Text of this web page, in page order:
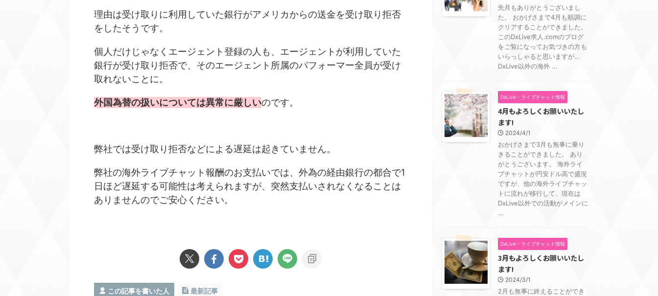
理由は受け取りに利用していた銀行がアメリカからの送金を受け取り拒否
をしたそうです。
個人だけじゃなくエージェント登録の人も、エージェントが利用していた
銀行が受け取り拒否で、そのエージェント所属のパフォーマー全員が受け
取れないことに。
外国為替の扱いについては異常に厳しいのです。
弊社では受け取り拒否などによる遅延は起きていません。
弊社の海外ライブチャット報酬のお支払いでは、外為の経由銀行の都合で1
日ほど遅延する可能性は考えられますが、突然支払いされなくなることは
ありませんのでご安心ください。
この記事を書いた人 最新記事
先月もありがとうございまし
た。 おかげさまで4月も順調に
クリアすることができました。
このDxLive求人.comのブログ
をご覧になってお気づきの方も
いらっしゃると思いますが…
DxLive以外の海外 ...
DxLive・ライブチャット情報
4月もよろしくお願いいたし
ます!
2024/4/1
おかげさまで3月も無事に乗り
きることができました。 あり
がとうございます。 海外ライ
ブチャットが円安ドル高で盛況
ですが、他の海外ライブチャッ
トに流れが移行して、現在は
DxLive以外での活動がメインに
...
DxLive・ライブチャット情報
3月もよろしくお願いいたし
ます!
2024/3/1
2月も無事に終えることができ